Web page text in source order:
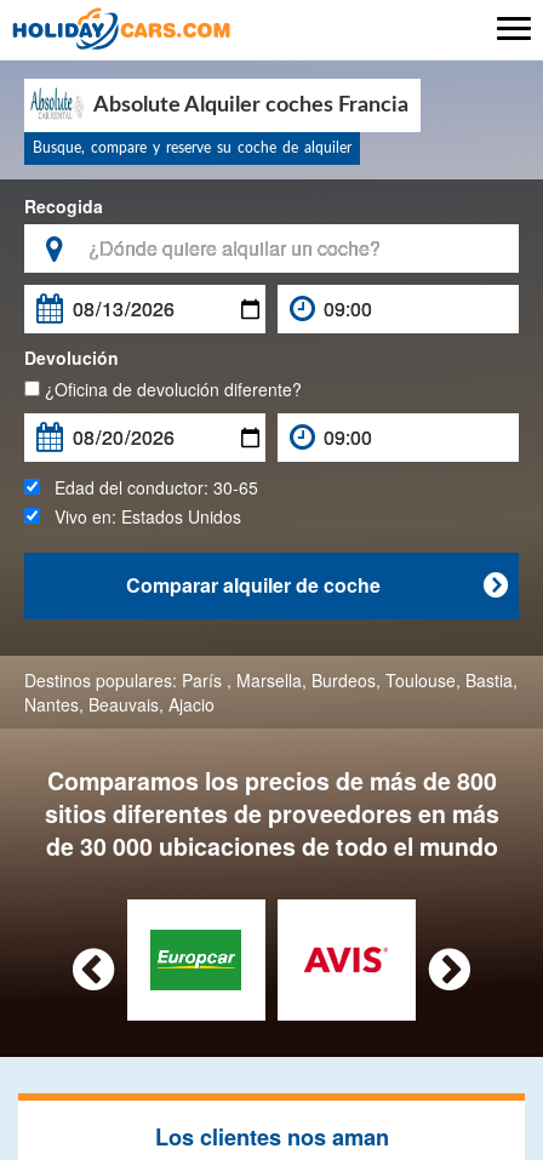
Absolute Alquiler coches Francia
Busque, compare y reserve su coche de alquiler
Recogida


Devolución
¿Oficina de devolución diferente?
Edad del conductor: 30-65
Vivo en: Estados Unidos

Comparar alquiler de coche
Destinos populares: París , Marsella, Burdeos, Toulouse, Bastia,
Nantes, Beauvais, Ajacio
Comparamos los precios de más de 800
sitios diferentes de proveedores en más
de 30 000 ubicaciones de todo el mundo
 
Los clientes nos aman